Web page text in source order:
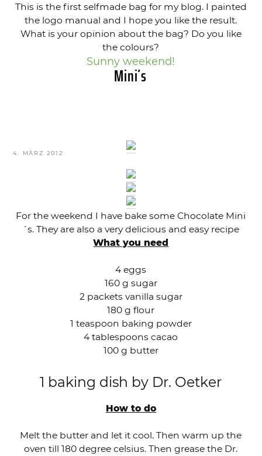
This is the first selfmade bag for my blog. I painted
the logo manual and I hope you like the result.
What is your opinion about the bag? Do you like
the colours?
Sunny weekend!
VERÖFFENTLICHT
4. MÄRZ 2012
Mini´s
For the weekend I have bake some Chocolate Mini
´s. They are also a very delicious and easy recipe
What you need
4 eggs
160 g sugar
2 packets vanilla sugar
180 g flour
1 teaspoon baking powder
4 tablespoons cacao
100 g butter
1 baking dish by Dr. Oetker
How to do
Melt the butter and let it cool. Then warm up the
oven till 180 degree celsius. Then grease the Dr.